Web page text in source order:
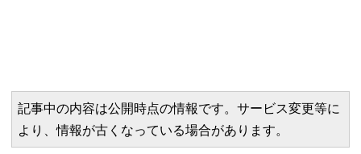
記事中の内容は公開時点の情報です。サービス変更等に
より、情報が古くなっている場合があります。